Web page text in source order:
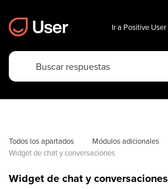
Ir a Positive User
Todos los apartados Módulos adicionales
Widget de chat y conversaciones
Widget de chat y conversaciones